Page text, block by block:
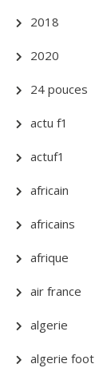
2018
2020
24 pouces
actu f1
actuf1
africain
africains
afrique
air france
algerie
algerie foot